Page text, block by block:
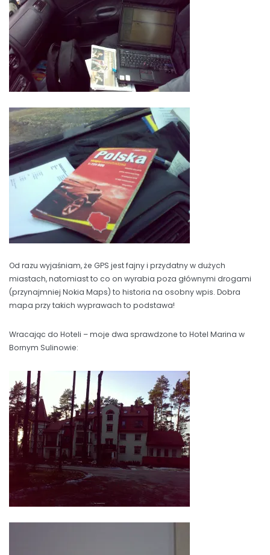
Od razu wyjaśniam, że GPS jest fajny i przydatny w dużych
miastach, natomiast to co on wyrabia poza głównymi drogami
(przynajmniej Nokia Maps) to historia na osobny wpis. Dobra
mapa przy takich wyprawach to podstawa!
Wracając do Hoteli – moje dwa sprawdzone to Hotel Marina w
Bornym Sulinowie: